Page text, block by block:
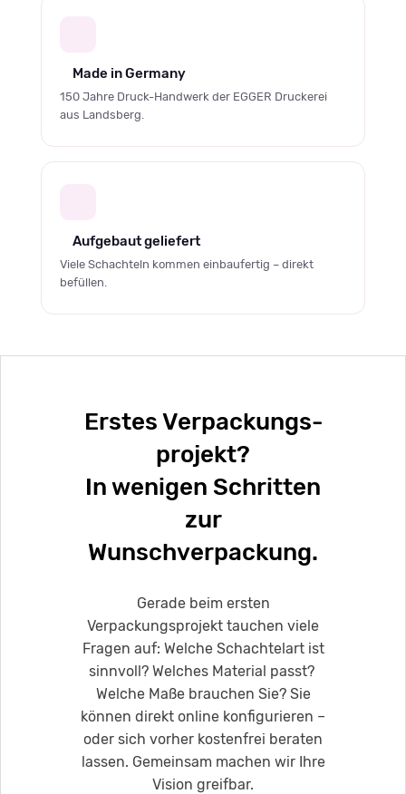
Made in Germany
150 Jahre Druck-Handwerk der EGGER Druckerei
aus Landsberg.
Aufgebaut geliefert
Viele Schachteln kommen einbaufertig – direkt
befüllen.
Erstes Verpackungs­
projekt?
In wenigen Schritten
zur
Wunschverpackung.
Gerade beim ersten
Verpackungsprojekt tauchen viele
Fragen auf: Welche Schachtelart ist
sinnvoll? Welches Material passt?
Welche Maße brauchen Sie? Sie
können direkt online konfigurieren –
oder sich vorher kostenfrei beraten
lassen. Gemeinsam machen wir Ihre
Vision greifbar.